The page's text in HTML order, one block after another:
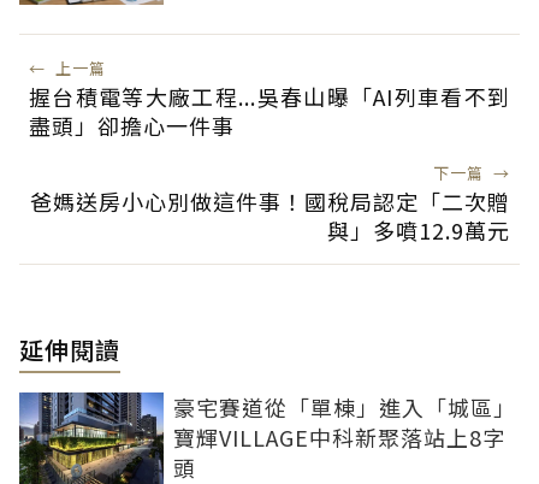
← 上一篇
握台積電等大廠工程...吳春山曝「AI列車看不到
盡頭」卻擔心一件事
下一篇 →
爸媽送房小心別做這件事！國稅局認定「二次贈
與」多噴12.9萬元
延伸閱讀
豪宅賽道從「單棟」進入「城區」
寶輝VILLAGE中科新聚落站上8字
頭